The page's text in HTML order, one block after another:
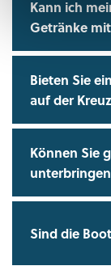
Kann ich
Getränke
Bieten Sie
auf der
Können Sie
Sind die